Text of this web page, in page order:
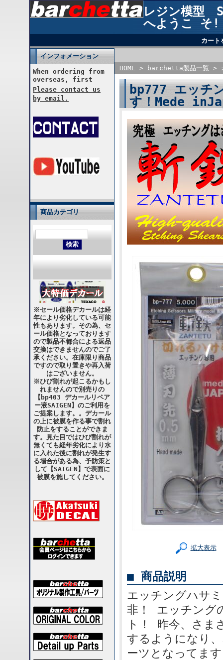
レジン模型
へようこ そ!
カート
インフォメーション
When ordering from
overseas, first
Please contact us
by email.
商品カテゴリ
※セール価格デカールは経
年により劣化している可能
性もあります。その為、セ
ール価格となっております
ので製品不都合による返品
交換はできませんのでご了
承ください。在庫限り商品
ですので取り置きや再入荷
はございません。
※ひび割れが起こるかもし
れませんので別売りの
【bp403 デカールリペア
ー液SAIGEN】のご利用を
ご提案します。。デカール
の上に被膜を作る事で割れ
防止をすることができま
す。見た目ではひび割れが
無くても経年劣化により水
に入れた後に割れが発生す
る場合がある為、予防策と
して【SAIGEN】で表面に
被膜を施してください。
HOME > barchetta製品一覧 >
bp777 エッチ
す！Mede
拡大表示
■ 商品説明
エッチングハサ
非！ エッチング
ト！ 昨今、さま
するようになり
ーツとなってま